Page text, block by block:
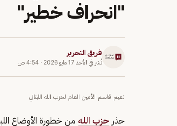
"انحراف خطير"
فريق التحرير
نُشر في الأحد 17 مايو 2026 · 4:54 ص
نعيم قاسم الأمين العام لحزب الله اللبناني
حذر حزب الله من خطورة الأوضاع